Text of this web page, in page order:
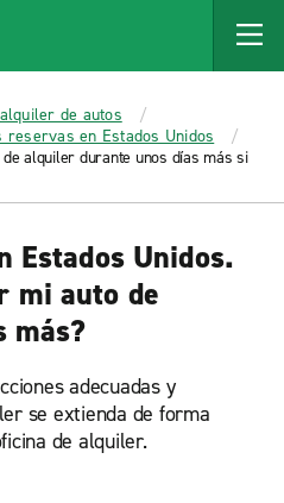
de autos
en Estados Unidos
alquiler durante unos días más si
Estados Unidos.
mi auto de
más?
adecuadas y
se extienda de forma
de alquiler.